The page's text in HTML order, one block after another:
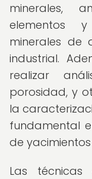
minerales,
elementos
minerales de
industrial.
realizar
porosidad, y
la
fundamental
de
Las técnicas